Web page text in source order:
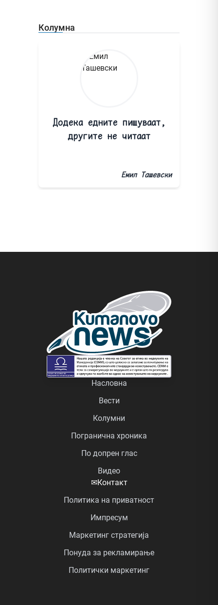
Колумна
Додека едните пишуваат,
другите не читаат
Емил Ташевски
Насловна
Вести
Колумни
Погранична хроника
По допрен глас
Видео
✉Контакт
Политика на приватност
Импресум
Маркетинг стратегија
Понуда за рекламирање
Политички маркетинг